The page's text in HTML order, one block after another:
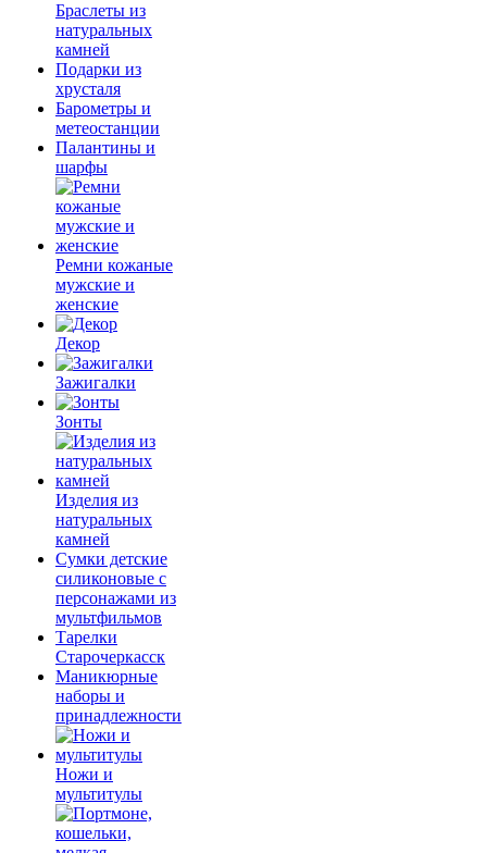
Браслеты из
натуральных
камней
Подарки из
хрусталя
Барометры и
метеостанции
Палантины и
шарфы
Ремни кожаные
мужские и
женские
Декор
Зажигалки
Зонты
Изделия из
натуральных
камней
Сумки детские
силиконовые с
персонажами из
мультфильмов
Тарелки
Старочеркасск
Маникюрные
наборы и
принадлежности
Ножи и
мультитулы